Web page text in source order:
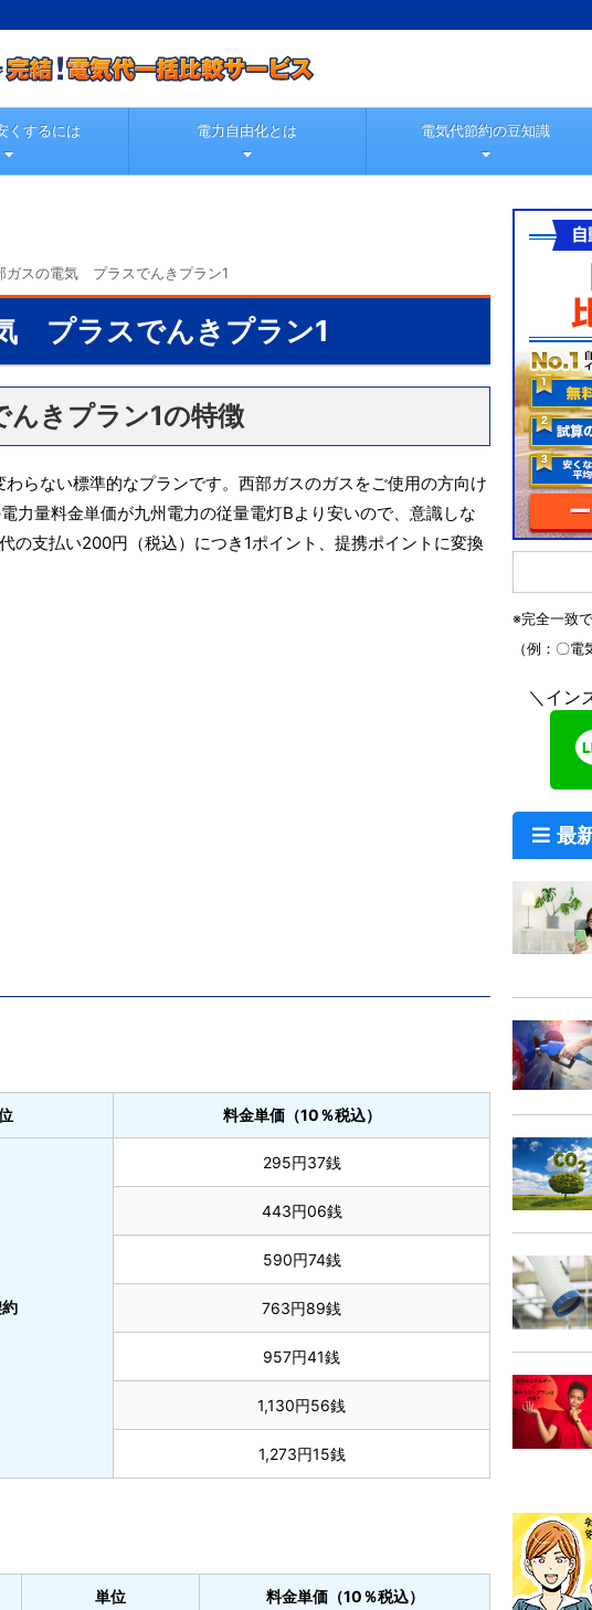
くするには 電力自由化とは 電気代節約の豆知識
ガスの電気 プラスでんきプラン1
プラスでんきプラン1
きプラン1の特徴
らない標準的なプランです。西部ガスのガスをご使用の方向け
力量料金単価が九州電力の従量電灯Bより安いので、意識しな
の支払い200円（税込）につき1ポイント、提携ポイントに変換
料金単価（10％税込）
295円37銭
443円06銭
590円74銭
763円89銭
957円41銭
1,130円56銭
1,273円15銭
単位 料金単価（10％税込）
※完全一致
（例：〇
＼イン
最